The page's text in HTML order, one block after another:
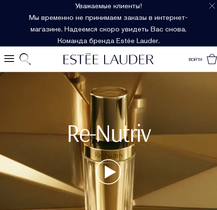
Уважаемые клиенты!
Мы временно не принимаем заказы в интернет-
магазине. Надеемся скоро увидеть Вас снова.
Команда бренда Estée Lauder.
ВОЙТИ
Re-Nutriv